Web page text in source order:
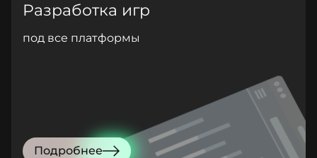
Разработка игр
под все платформы
Подробнее